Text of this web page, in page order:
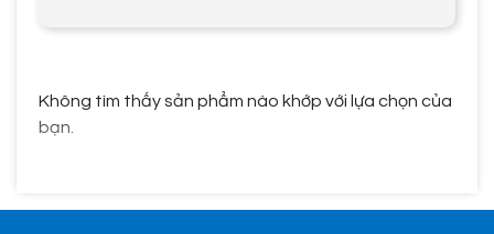
Không tìm thấy sản phẩm nào khớp với lựa chọn của
bạn.